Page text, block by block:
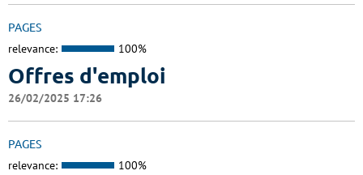
PAGES
relevance: 100%
Offres d'emploi
26/02/2025 17:26
PAGES
relevance: 100%